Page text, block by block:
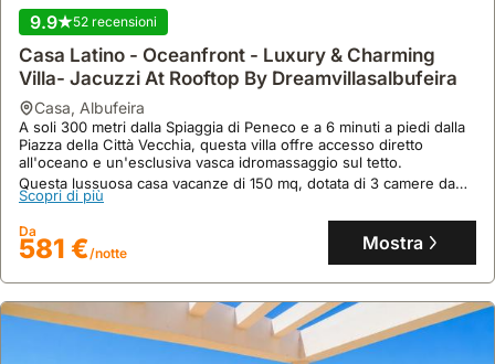
A soli 2 minuti a piedi dalla Spiaggia dei Pescatori e dalla Spiaggia
di Peneco, questa casa vacanze si trova nel cuore del centro
Questa moderna villa soppalcata offre un design contemporaneo,
una cucina completamente attrezzata, un letto king-size e un
divano letto, ospitando comodamente fino a 3 persone e un
piccolo cane.
Scopri di più
Da
256 €/notte Mostra
9.9 52 recensioni
Casa Latino - Oceanfront - Luxury & Charming
Villa- Jacuzzi At Rooftop By Dreamvillasalbufeira
casa, Albufeira
A soli 300 metri dalla Spiaggia di Peneco e a 6 minuti a piedi dalla
Piazza della Città Vecchia, questa villa offre accesso diretto
all'oceano e un'esclusiva vasca idromassaggio sul tetto.
Questa lussuosa casa vacanze di 150 mq, dotata di 3 camere da
letto e 4 bagni, include una piscina privata, un giardino, aria
condizionata e connessione Wi-Fi gratuita, ideale per un
soggiorno indimenticabile ad Albufeira.
Scopri di più
Da
581 €/notte Mostra